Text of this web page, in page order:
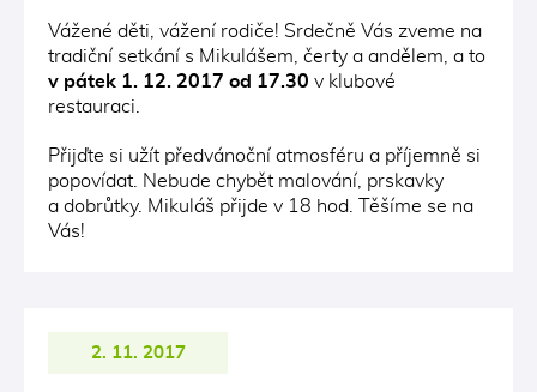
Vážené děti, vážení rodiče! Srdečně Vás zveme na
tradiční setkání s Mikulášem, čerty a andělem, a to
v pátek 1. 12. 2017 od 17.30 v klubové
restauraci.
Přijďte si užít předvánoční atmosféru a příjemně si
popovídat. Nebude chybět malování, prskavky
a dobrůtky. Mikuláš přijde v 18 hod. Těšíme se na
Vás!
2. 11. 2017